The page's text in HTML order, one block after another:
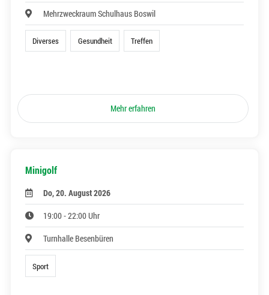
Mehrzweckraum Schulhaus Boswil
Diverses Gesundheit Treffen
Mehr erfahren
Minigolf
Do, 20. August 2026
19:00 - 22:00 Uhr
Turnhalle Besenbüren
Sport